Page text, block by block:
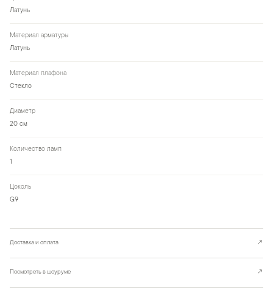
Латунь
Материал арматуры
Латунь
Материал плафона
Стекло
Диаметр
20 см
Количество ламп
1
Цоколь
G9
Доставка и оплата ↗
Посмотреть в шоуруме ↗